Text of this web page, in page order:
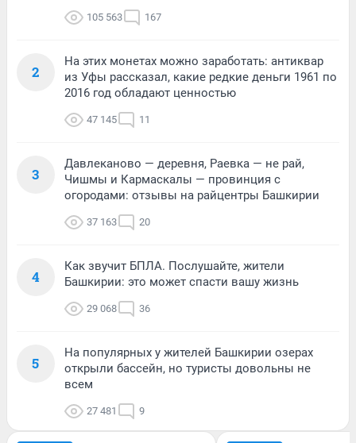
105 563 167
2
На этих монетах можно заработать: антиквар
из Уфы рассказал, какие редкие деньги 1961 по
2016 год обладают ценностью
47 145 11
3
Давлеканово — деревня, Раевка — не рай,
Чишмы и Кармаскалы — провинция с
огородами: отзывы на райцентры Башкирии
37 163 20
4
Как звучит БПЛА. Послушайте, жители
Башкирии: это может спасти вашу жизнь
29 068 36
5
На популярных у жителей Башкирии озерах
открыли бассейн, но туристы довольны не
всем
27 481 9